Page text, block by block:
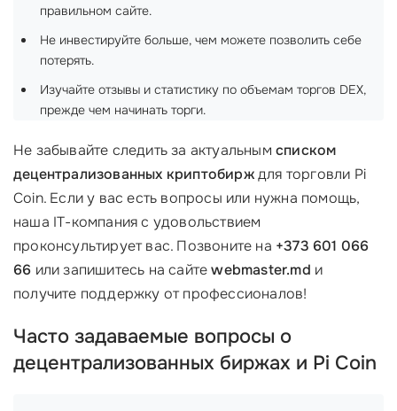
правильном сайте.
Не инвестируйте больше, чем можете позволить себе
потерять.
Изучайте отзывы и статистику по объемам торгов DEX,
прежде чем начинать торги.
Не забывайте следить за актуальным списком
децентрализованных криптобирждля торговли Pi
Coin. Если у вас есть вопросы или нужна помощь,
наша IT-компания с удовольствием
проконсультирует вас. Позвоните на +373 601 066
66 или запишитесь на сайтеwebmaster.md и
получите поддержку от профессионалов!
Часто задаваемые вопросы о
децентрализованных биржах и Pi Coin